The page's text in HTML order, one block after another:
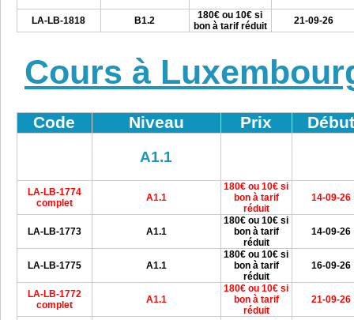
LA-LB-1818 B1.2
180€ ou 10€ si
bon à tarif réduit
21-09-26
Cours à
Code Niveau Prix Début
A1.1
LA-LB-1774
complet
A1.1
180€ ou 10€ si
bon à tarif
réduit
14-09-26
LA-LB-1773 A1.1
180€ ou 10€ si
bon à tarif
réduit
14-09-26
LA-LB-1775 A1.1
180€ ou 10€ si
bon à tarif
réduit
16-09-26
LA-LB-1772
complet
A1.1
180€ ou 10€ si
bon à tarif
réduit
21-09-26